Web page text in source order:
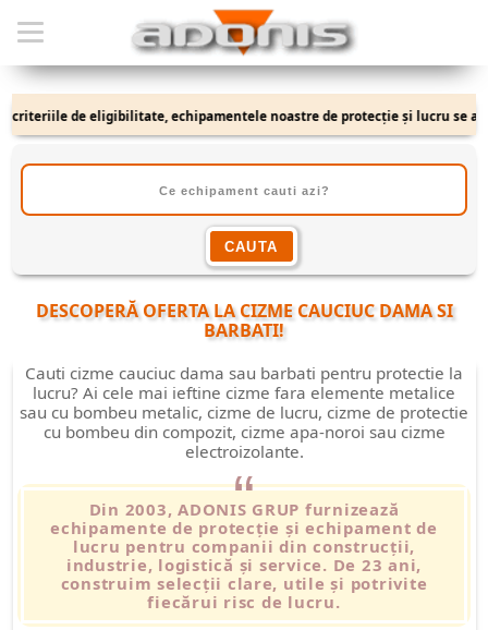
de eligibilitate, echipamentele noastre de protecție și lucru se
DESCOPERĂ OFERTA LACIZME CAUCIUC DAMA SI
BARBATI!
Cauti cizme cauciuc dama sau barbati pentru protectie la
lucru? Ai cele mai ieftine cizme fara elemente metalice
sau cu bombeu metalic, cizme de lucru, cizme de protectie
cu bombeu din compozit, cizme apa-noroi sau cizme
electroizolante.
Din 2003, ADONIS GRUP furnizează
echipamente de protecție și echipament de
lucru pentru companii din construcții,
industrie, logistică și service. De 23 ani,
construim selecții clare, utile și potrivite
fiecărui risc de lucru.